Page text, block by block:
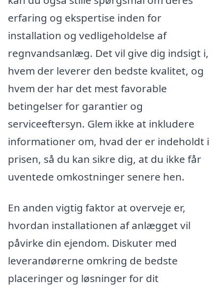
erfaring og ekspertise inden for
installation og vedligeholdelse af
regnvandsanlæg. Det vil give dig indsigt i,
hvem der leverer den bedste kvalitet, og
hvem der har det mest favorable
betingelser for garantier og
serviceeftersyn. Glem ikke at inkludere
informationer om, hvad der er indeholdt i
prisen, så du kan sikre dig, at du ikke får
uventede omkostninger senere hen.
En anden vigtig faktor at overveje er,
hvordan installationen af anlægget vil
påvirke din ejendom. Diskuter med
leverandørerne omkring de bedste
placeringer og løsninger for dit